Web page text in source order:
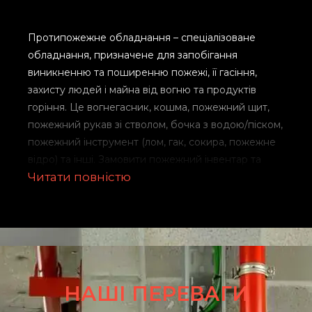
Протипожежне обладнання – спеціалізоване
обладнання, призначене для запобігання
виникненню та поширенню пожежі, її гасіння,
захисту людей і майна від вогню та продуктів
горіння. Це вогнегасник, кошма, пожежний щит,
пожежний рукав зі стволом, бочка з водою/піском,
пожежний інструмент (лом, гак, сокира, пожежне
відро) та інші. Замовити пожежний інвентар та
інструменти високої якості за вигідною вартістю
Види
протипожежного
обладнання
Читати повністю
НАШІ ПЕРЕВАГИ